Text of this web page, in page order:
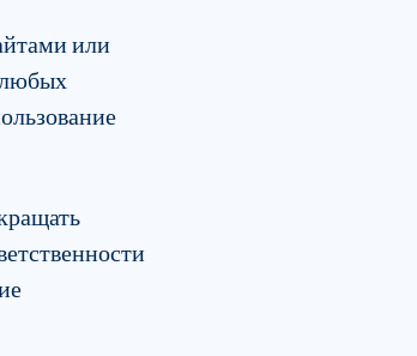
или
любых